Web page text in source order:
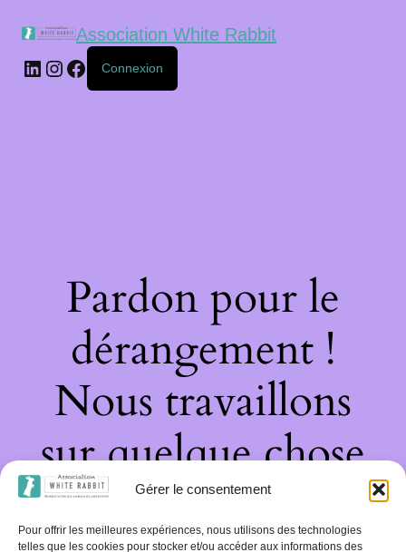
Gérer le consentement
Pour offrir les meilleures expériences, nous utilisons des technologies
telles que les cookies pour stocker et/ou accéder aux informations des
Association White Rabbit
Connexion
Pardon pour le
dérangement !
Nous travaillons
sur quelque chose
de fantastique –